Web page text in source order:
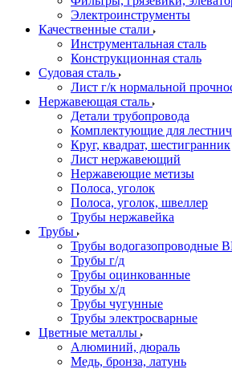
Электроинструменты
Качественные стали
Инструментальная сталь
Конструкционная сталь
Судовая сталь
Лист г/к нормальной
Нержавеющая сталь
Детали трубопровода
Комплектующие для
Круг, квадрат, шестигранник
Лист нержавеющий
Нержавеющие метизы
Полоса, уголок
Полоса, уголок, швеллер
Трубы нержавейка
Трубы
Трубы водогазопроводные
Трубы г/д
Трубы оцинкованные
Трубы х/д
Трубы чугунные
Трубы электросварные
Цветные металлы
Алюминий, дюраль
Медь, бронза, латунь